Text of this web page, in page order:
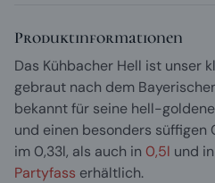
Produktinformationen
Das Kühbacher Hell ist unser
gebraut nach dem
bekannt für seine hell-
und einen besonders süffigen
im 0,33l, als auch in 0,5l und in
Partyfass erhältlich.